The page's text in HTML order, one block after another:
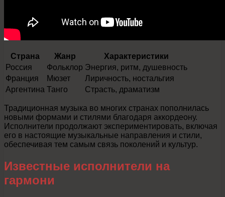
Страна Жанр
Характеристики
Россия
Фольклор Энергия, ритм, душевность
Франция
Мюзет
Лиричность, ностальгия
Аргентина Танго Страсть, драматизм
Традиционная музыка во многих странах пополнилась
новыми формами и стилями благодаря аккордеону.
Исполнители продолжают экспериментировать, включая
его в настоящие музыкальные направления и стили,
обеспечивая тем самым связь поколений и культур.
Известные исполнители на
гармони